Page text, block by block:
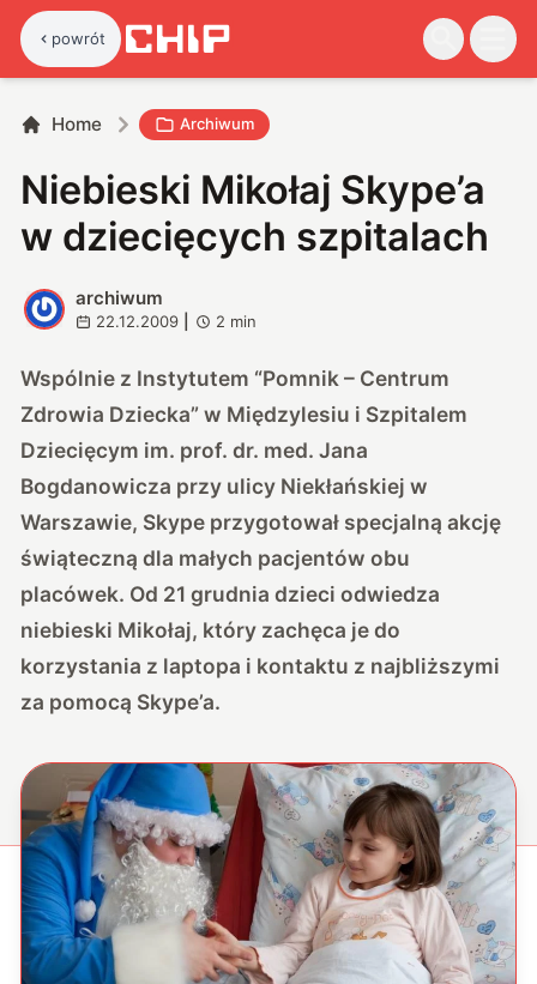
powrót
Home Archiwum
Niebieski Mikołaj Skype’a
w dziecięcych szpitalach
A
archiwum
22.12.2009 2 min
Wspólnie z Instytutem “Pomnik – Centrum
Zdrowia Dziecka” w Międzylesiu i Szpitalem
Dziecięcym im. prof. dr. med. Jana
Bogdanowicza przy ulicy Niekłańskiej w
Warszawie, Skype przygotował specjalną akcję
świąteczną dla małych pacjentów obu
placówek. Od 21 grudnia dzieci odwiedza
niebieski Mikołaj, który zachęca je do
korzystania z laptopa i kontaktu z najbliższymi
za pomocą Skype’a.